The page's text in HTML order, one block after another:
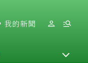
我的新聞